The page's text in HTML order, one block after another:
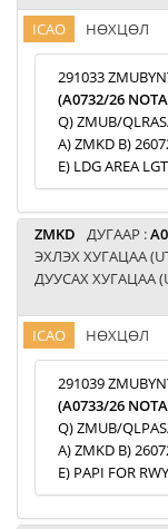
ICAO НӨХЦӨЛ
291033
(A0732/26
Q) ZMUB/
A) ZMKD B)
E) LDG AREA
ZMKD ДУГААР :
ЭХЛЭХ ХУГАЦАА
ДУУСАХ ХУГАЦАА
ICAO НӨХЦӨЛ
291039
(A0733/26
Q) ZMUB/
A) ZMKD B)
E) PAPI FOR